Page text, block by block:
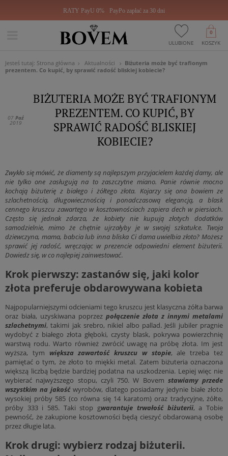
RATY PayU 0% PayPo zapłać za 30 dni
ULUBIONE KOSZYK
0
Jesteś tutaj: Strona główna Aktualności
Biżuteria może być trafionym
prezentem. Co kupić, by sprawić radość bliskiej kobiecie?
07 paź
2019
BIŻUTERIA MOŻE BYĆ TRAFIONYM
PREZENTEM. CO KUPIĆ, BY
SPRAWIĆ RADOŚĆ BLISKIEJ
KOBIECIE?
Zwykło się mówić, że diamenty są najlepszym przyjacielem każdej damy, ale
nie tylko one zasługują na to zaszczytne miano. Panie równie mocno
kochają biżuterię z białego i żółtego złota. Kojarzy się ona bowiem ze
szlachetnością, długowiecznością i ponadczasową elegancją, a blask
cennego kruszcu zawartego w kosztownościach zapiera dech w piersiach.
Często się jednak zdarza, że kobiety nie kupują złotych dodatków
samodzielnie, mimo że chętnie ujrzałyby je w swojej szkatułce. Twoja
dziewczyna, mama, babcia lub inna bliska Ci dama uwielbia złoto? Możesz
sprawić jej radość, wręczając w prezencie odpowiedni element biżuterii.
Dowiedz się, w co najlepiej zainwestować.
Krok pierwszy: zastanów się, jaki kolor
złota preferuje obdarowywana kobieta
Najpopularniejszymi odcieniami tego kruszcu jest klasyczna żółta barwa
oraz biała, uzyskiwana poprzez połączenie złota z innymi metalami
szlachetnymi, takimi jak srebro, nikiel albo pallad. Jeśli jubiler pragnie
wydobyć z białego złota głęboki, czysty blask, pokrywa powierzchnię
warstwą rodu. Warto również zwrócić uwagę na próbę złota. Im jest
wyższa, tym większa zawartość kruszcu w stopie, ale trzeba też
pamiętać o tym, że złoto to miękki metal. Zatem biżuteria oznaczona
większą liczbą będzie bardziej podatna na uszkodzenia. Lepiej więc nie
wybierać najwyższego stopu, czyli 750. W Bovem stawiamy przede
wszystkim na jakość wyrobów, dlatego posiadamy jedynie białe złoto
wysokiej próby 585 (co równa się 14 karatom) oraz tradycyjne, żółte,
próby 333 i 585. Taki stop gwarantuje trwałość biżuterii, a Tobie
pewność, że zakupione kosztowności będą cieszyć obdarowaną osobę
przez długie lata.
Krok drugi: wybierz rodzaj biżuterii.